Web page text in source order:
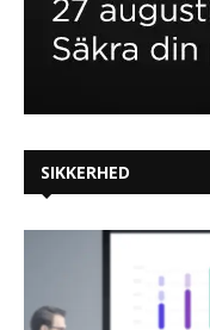
SIKKERHED